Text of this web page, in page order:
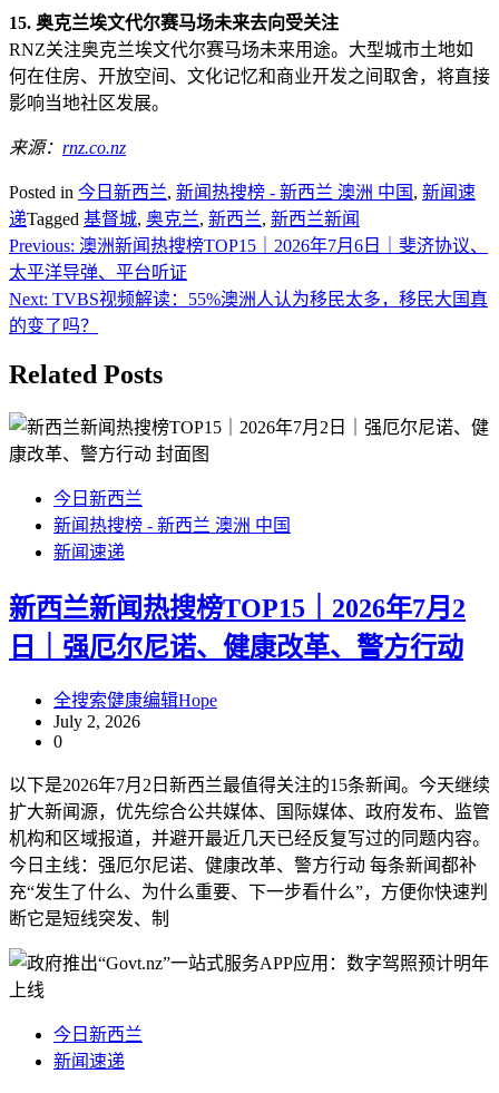
15. 奥克兰埃文代尔赛马场未来去向受关注
RNZ关注奥克兰埃文代尔赛马场未来用途。大型城市土地如
何在住房、开放空间、文化记忆和商业开发之间取舍，将直接
影响当地社区发展。
来源： rnz.co.nz
Posted in 今日新西兰, 新闻热搜榜 - 新西兰 澳洲 中国 , 新闻速
递Tagged 基督城, 奥克兰, 新西兰, 新西兰新闻
Post
navigation
Previous: 澳洲新闻热搜榜TOP15｜2026年7月6日｜斐济协议、
太平洋导弹、平台听证
Next: TVBS视频解读：55%澳洲人认为移民太多，移民大国真
的变了吗？
Related Posts
今日新西兰
新闻热搜榜 - 新西兰 澳洲 中国
新闻速递
新西兰新闻热搜榜TOP15｜2026年7月2
日｜强厄尔尼诺、健康改革、警方行动
全搜索健康编辑Hope
July 2, 2026
0
以下是2026年7月2日新西兰最值得关注的15条新闻。今天继续
扩大新闻源，优先综合公共媒体、国际媒体、政府发布、监管
机构和区域报道，并避开最近几天已经反复写过的同题内容。
今日主线：强厄尔尼诺、健康改革、警方行动 每条新闻都补
充“发生了什么、为什么重要、下一步看什么”，方便你快速判
断它是短线突发、制
今日新西兰
新闻速递